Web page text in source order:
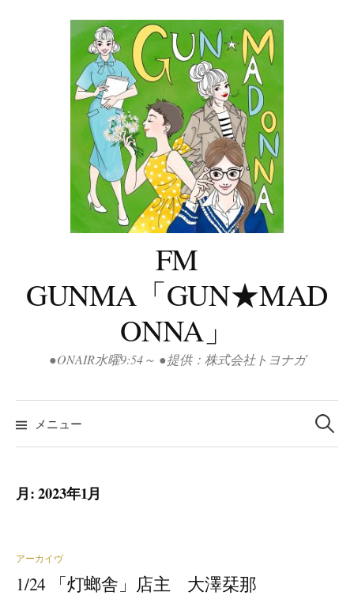
FM
GUNMA「GUN★MAD
ONNA」
●ONAIR水曜9:54～ ●提供：株式会社トヨナガ
メニュー
検
索:
月:2023年1月
アーカイヴ
1/24 「灯螂舎」店主 大澤栞那